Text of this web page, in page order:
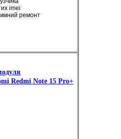
imei
ремонт
Redmi Note 15 Pro+